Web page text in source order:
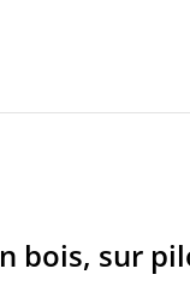
bois, sur